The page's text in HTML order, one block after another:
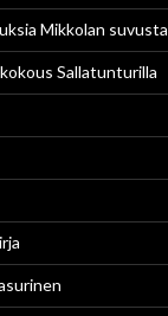
Mikkolan suvusta
Sallatunturilla